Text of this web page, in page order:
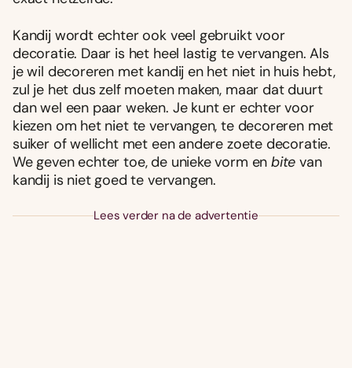
Kandij wordt echter ook veel gebruikt voor
decoratie. Daar is het heel lastig te vervangen. Als
je wil decoreren met kandij en het niet in huis hebt,
zul je het dus zelf moeten maken, maar dat duurt
dan wel een paar weken. Je kunt er echter voor
kiezen om het niet te vervangen, te decoreren met
suiker of wellicht met een andere zoete decoratie.
We geven echter toe, de unieke vorm en bite van
kandij is niet goed te vervangen.
Lees verder na de advertentie